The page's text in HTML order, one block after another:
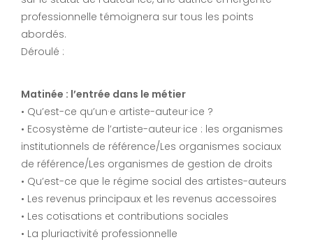
professionnelle témoignera sur tous les points
abordés.
Déroulé :
Matinée : l’entrée dans le métier
• Qu’est-ce qu’un·e artiste-auteur·ice ?
• Ecosystème de l’artiste-auteur·ice : les organismes
institutionnels de référence/Les organismes sociaux
de référence/Les organismes de gestion de droits
• Qu’est-ce que le régime social des artistes-auteurs
• Les revenus principaux et les revenus accessoires
• Les cotisations et contributions sociales
• La pluriactivité professionnelle